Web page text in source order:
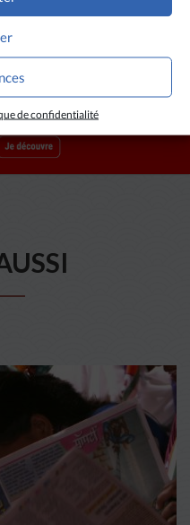
de confidentialité